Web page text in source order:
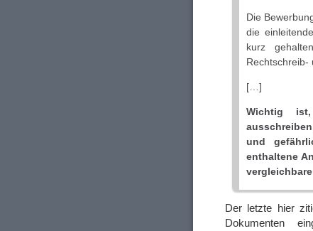
Die
die
kurz
Rechtschreib-
[…]
Wichtig
und
enthaltene
Der letzte hier
Dokumenten